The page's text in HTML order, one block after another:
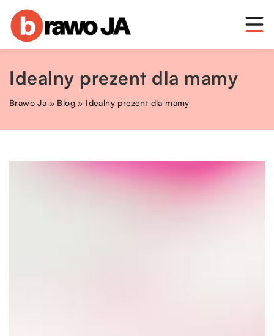
Idealny prezent dla mamy
Brawo Ja » Blog » Idealny prezent dla mamy